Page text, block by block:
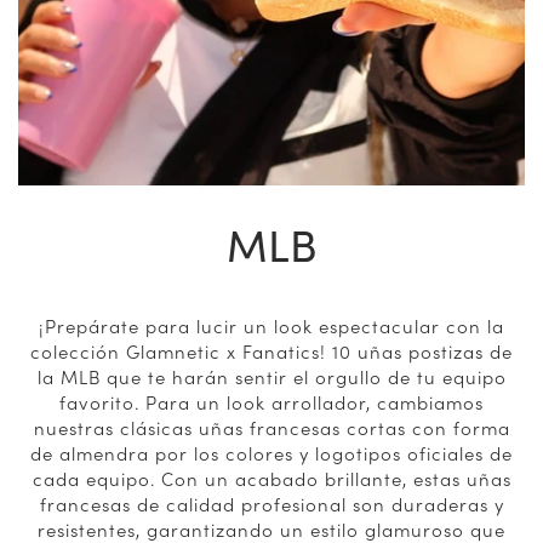
MLB
¡Prepárate para lucir un look espectacular con la
colección Glamnetic x Fanatics! 10 uñas postizas de
la MLB que te harán sentir el orgullo de tu equipo
favorito. Para un look arrollador, cambiamos
nuestras clásicas uñas francesas cortas con forma
de almendra por los colores y logotipos oficiales de
cada equipo. Con un acabado brillante, estas uñas
francesas de calidad profesional son duraderas y
resistentes, garantizando un estilo glamuroso que